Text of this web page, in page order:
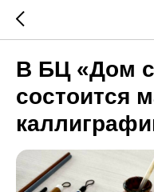
В БЦ «Дом
состоится